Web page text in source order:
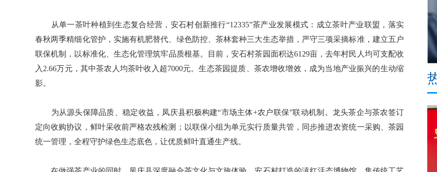
从单一茶叶种植到生态复合经营，安石村创新推行“12335”茶产业发展模式：成立茶叶产业联盟，落实
春秋两季精细化管护，实施有机肥替代、绿色防控、茶林套种三大生态举措，严守三项采摘标准，建立五户
联保机制，以标准化、生态化管理筑牢品质根基。目前，安石村茶园面积达6129亩，去年村民人均可支配收
入2.66万元，其中茶农人均茶叶收入超7000元。生态茶园提质、茶农增收增效，成为当地产业振兴的生动缩
影。
为从源头保障品质、稳定收益，凤庆县积极构建“市场主体+农户联保”联动机制。龙头茶企与茶农签订
定向收购协议，鲜叶采收前严格农残检测；以联保小组为单元实行质量共管，同步推进农资统一采购、茶园
统一管理，全程守护绿色生态底色，让优质鲜叶直通生产线。